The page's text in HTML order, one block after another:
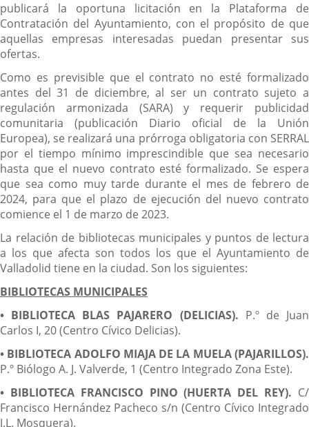
publicará la oportuna licitación en la Plataforma de
Contratación del Ayuntamiento, con el propósito de que
aquellas empresas interesadas puedan presentar sus
ofertas.
Como es previsible que el contrato no esté formalizado
antes del 31 de diciembre, al ser un contrato sujeto a
regulación armonizada (SARA) y requerir publicidad
comunitaria (publicación Diario oficial de la Unión
Europea), se realizará una prórroga obligatoria con SERRAL
por el tiempo mínimo imprescindible que sea necesario
hasta que el nuevo contrato esté formalizado. Se espera
que sea como muy tarde durante el mes de febrero de
2024, para que el plazo de ejecución del nuevo contrato
comience el 1 de marzo de 2023.
La relación de bibliotecas municipales y puntos de lectura
a los que afecta son todos los que el Ayuntamiento de
Valladolid tiene en la ciudad. Son los siguientes:
BIBLIOTECAS MUNICIPALES
• BIBLIOTECA BLAS PAJARERO (DELICIAS). P.º de Juan
Carlos I, 20 (Centro Cívico Delicias).
• BIBLIOTECA ADOLFO MIAJA DE LA MUELA (PAJARILLOS).
P.º Biólogo A. J. Valverde, 1 (Centro Integrado Zona Este).
• BIBLIOTECA FRANCISCO PINO (HUERTA DEL REY). C/
Francisco Hernández Pacheco s/n (Centro Cívico Integrado
J.L. Mosquera).